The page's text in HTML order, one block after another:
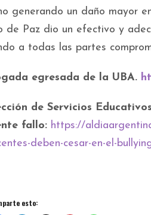
generando un daño mayor
de Paz dio un efectivo y
a todas las partes
egresada de la UBA.
de Servicios
fallo: https://
deben-cesar-en-el-
esto: